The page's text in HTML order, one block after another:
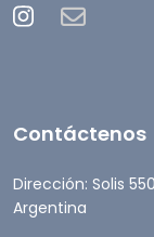
Contáctenos
Dirección: Solis
Argentina